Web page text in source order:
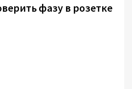
фазу в розетке